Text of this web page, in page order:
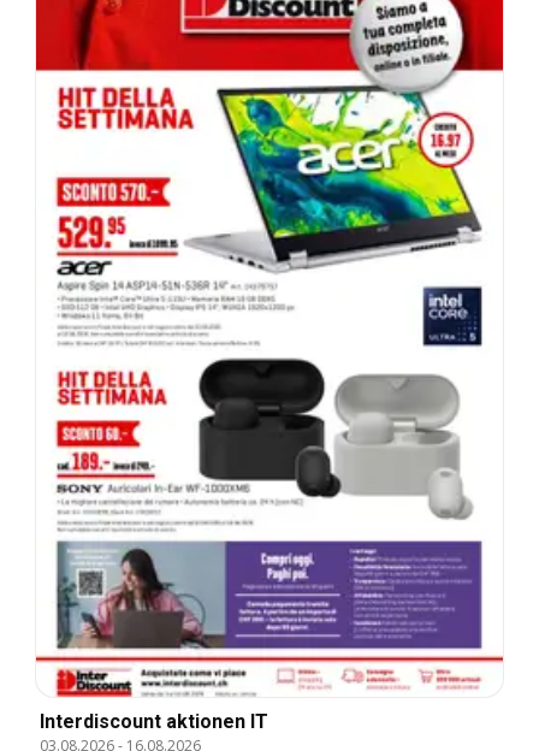
Interdiscount aktionen IT
03.08.2026- 16.08.2026